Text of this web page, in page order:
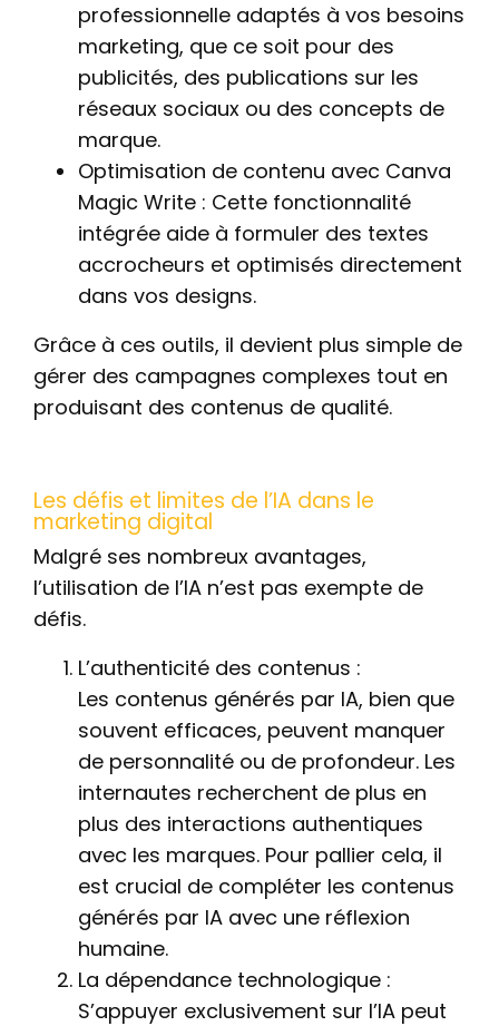
professionnelle adaptés à vos besoins
marketing, que ce soit pour des
publicités, des publications sur les
réseaux sociaux ou des concepts de
marque.
Optimisation de contenu avec Canva
Magic Write : Cette fonctionnalité
intégrée aide à formuler des textes
accrocheurs et optimisés directement
dans vos designs.
Grâce à ces outils, il devient plus simple de
gérer des campagnes complexes tout en
produisant des contenus de qualité.
Les défis et limites de l’IA dans le
marketing digital
Malgré ses nombreux avantages,
l’utilisation de l’IA n’est pas exempte de
défis.
L’authenticité des contenus :
Les contenus générés par IA, bien que
souvent efficaces, peuvent manquer
de personnalité ou de profondeur. Les
internautes recherchent de plus en
plus des interactions authentiques
avec les marques. Pour pallier cela, il
est crucial de compléter les contenus
générés par IA avec une réflexion
humaine.
La dépendance technologique :
S’appuyer exclusivement sur l’IA peut